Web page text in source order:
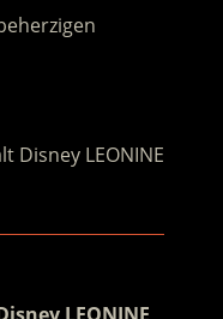
Disney LEONINE